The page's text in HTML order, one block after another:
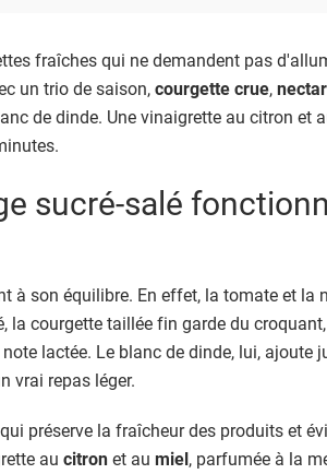
fraîches qui ne demandent pas
un trio de saison,courgette crue,
de dinde. Une vinaigrette au citron et
sucré-salé
à son équilibre. En effet, la tomate et la
la courgette taillée fin garde du
lactée. Le blanc de dinde, lui, ajoute
vrai repas léger.
préserve la fraîcheur des produits et
au citronet au miel, parfumée à la